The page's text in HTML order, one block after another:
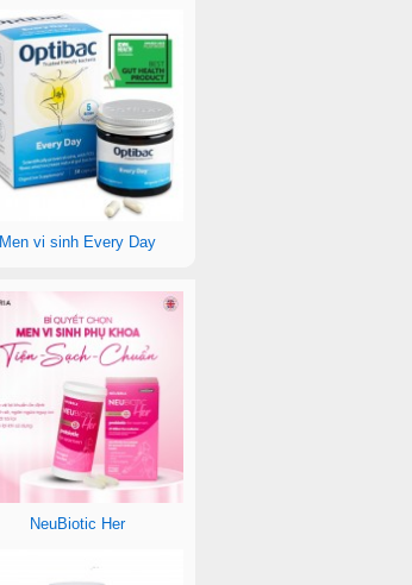
Men vi sinh Every Day
NeuBiotic Her